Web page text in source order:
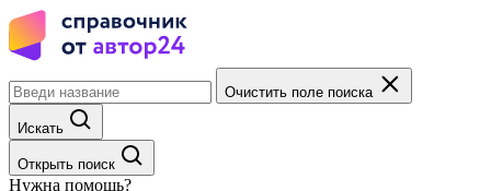
Очистить поле поиска
Искать
Открыть поиск
Нужна помощь?